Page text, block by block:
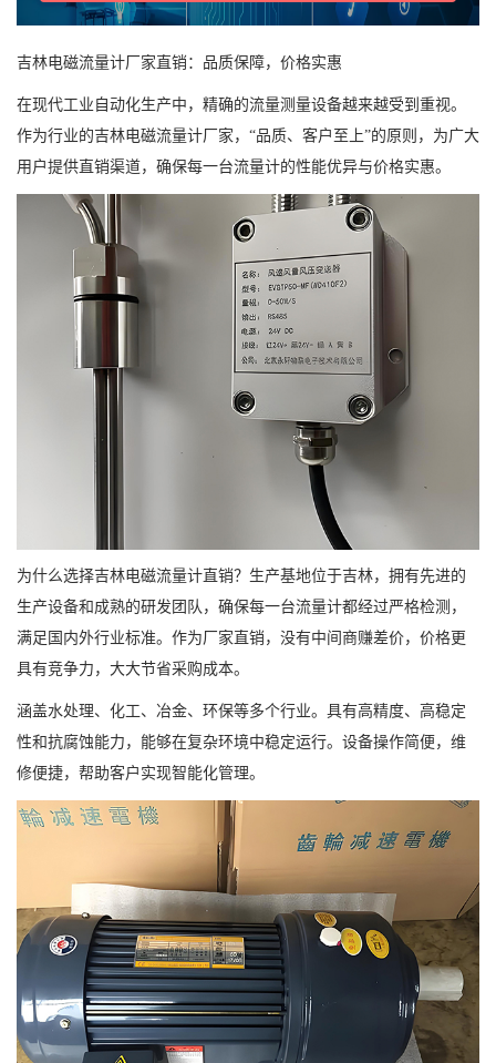
吉林电磁流量计厂家直销：品质保障，价格实惠
在现代工业自动化生产中，精确的流量测量设备越来越受到重视。
作为行业的吉林电磁流量计厂家，“品质、客户至上”的原则，为广大
用户提供直销渠道，确保每一台流量计的性能优异与价格实惠。
为什么选择吉林电磁流量计直销？生产基地位于吉林，拥有先进的
生产设备和成熟的研发团队，确保每一台流量计都经过严格检测，
满足国内外行业标准。作为厂家直销，没有中间商赚差价，价格更
具有竞争力，大大节省采购成本。
涵盖水处理、化工、冶金、环保等多个行业。具有高精度、高稳定
性和抗腐蚀能力，能够在复杂环境中稳定运行。设备操作简便，维
修便捷，帮助客户实现智能化管理。